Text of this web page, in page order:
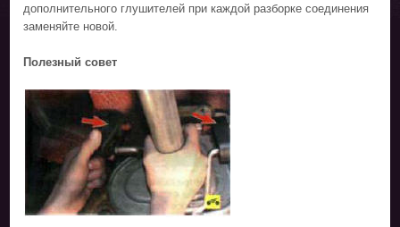
дополнительного глушителей при каждой разборке соединения
заменяйте новой.
Полезный совет